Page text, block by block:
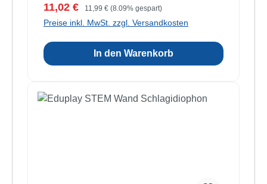
Verkaufspreis:
11,02 € Regulärer Preis:
11,99 € (8.09% gespart)
Preise inkl. MwSt. zzgl. Versandkosten
In den Warenkorb